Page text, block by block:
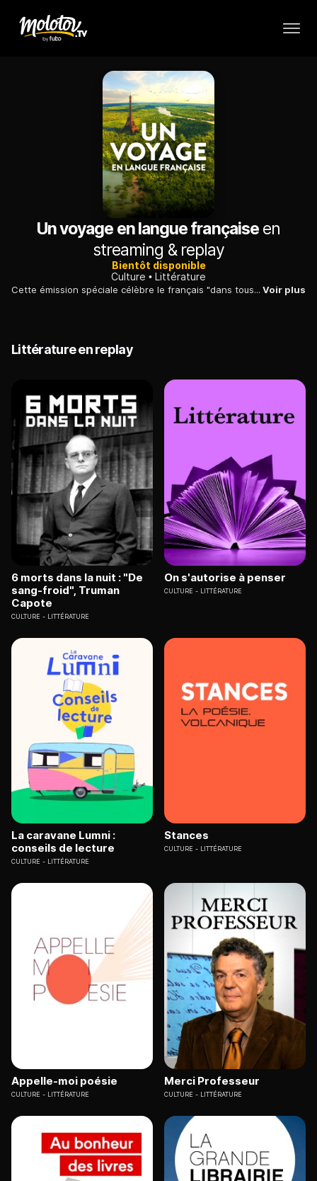
Un voyage en langue française en
streaming & replay
Bientôt disponible
Culture
Littérature
Cette émission spéciale célèbre le français "dans tous ses états" à l'occasion de l'inauguration de la Cité internationale de la langue française. La soirée est ponctuée de débats qui ont trait au patrimoine, au rayonnement de la France par la langue ou encore à l'évolution de la langue avec le rap et les réseaux sociaux, en présence de nombreux artistes. Voir plus
Littérature en replay
6 morts dans la nuit : "De
sang-froid", Truman
Capote
CULTURE LITTÉRATURE
On s'autorise à penser
CULTURE LITTÉRATURE
La caravane Lumni :
conseils de lecture
CULTURE LITTÉRATURE
Stances
CULTURE LITTÉRATURE
Appelle-moi poésie
CULTURE LITTÉRATURE
Merci Professeur
CULTURE LITTÉRATURE